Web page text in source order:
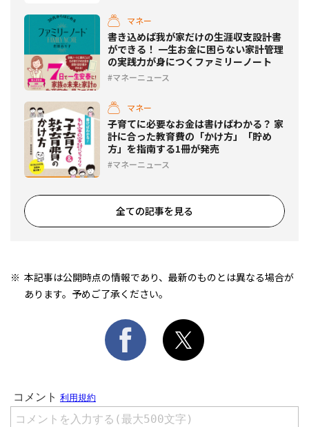
マネー
書き込めば我が家だけの生涯収支設計書
ができる！ 一生お金に困らない家計管理
の実践力が身につくファミリーノート
マネーニュース
マネー
子育てに必要なお金は書けばわかる？ 家
計に合った教育費の「かけ方」「貯め
方」を指南する1冊が発売
マネーニュース
全ての記事を見る
本記事は公開時点の情報であり、最新のものとは異なる場合が
あります。予めご了承ください。